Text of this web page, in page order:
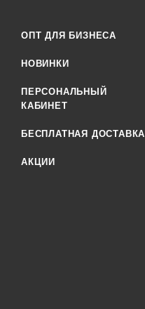
ОПТ ДЛЯ БИЗНЕСА
НОВИНКИ
ПЕРСОНАЛЬНЫЙ
КАБИНЕТ
БЕСПЛАТНАЯ ДОСТАВКА
АКЦИИ